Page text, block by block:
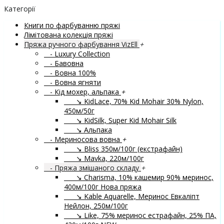
Категорії
Книги по фарбуванню пряжі
Лімітована колекція пряжі
Пряжа ручного фарбування VizEll +
- Luxury Collection
- Бавовна
- Вовна 100%
- Вовна ягняти
- Кід мохер, альпака +
↘ KidLace, 70% Kid Mohair 30% Nylon,
450м/50г
↘ KidSilk, Super Kid Mohair Silk
↘ Альпака
- Мериносова вовна +
↘ Bliss 350м/100г (екстрафайн)
↘ Mavka, 220м/100г
- Пряжа змішаного складу +
↘ Charisma, 10% кашемир 90% меринос,
400м/100г Нова пряжа
↘ Kable Aquarelle, Меринос Евкаліпт
Нейлон, 250м/100г
↘ Like, 75% меринос естрафайн, 25% ПА,